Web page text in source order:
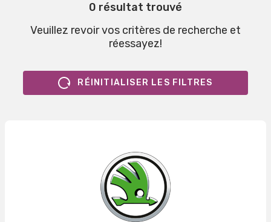
0 résultat trouvé
Veuillez revoir vos critères de recherche et
réessayez!
RÉINITIALISER LES FILTRES